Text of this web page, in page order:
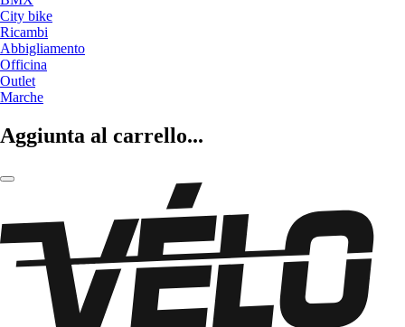
City bike
Ricambi
Abbigliamento
Officina
Outlet
Marche
Aggiunta al carrello...